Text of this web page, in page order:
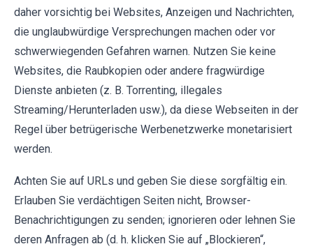
daher vorsichtig bei Websites, Anzeigen und Nachrichten,
die unglaubwürdige Versprechungen machen oder vor
schwerwiegenden Gefahren warnen. Nutzen Sie keine
Websites, die Raubkopien oder andere fragwürdige
Dienste anbieten (z. B. Torrenting, illegales
Streaming/Herunterladen usw.), da diese Webseiten in der
Regel über betrügerische Werbenetzwerke monetarisiert
werden.
Achten Sie auf URLs und geben Sie diese sorgfältig ein.
Erlauben Sie verdächtigen Seiten nicht, Browser-
Benachrichtigungen zu senden; ignorieren oder lehnen Sie
deren Anfragen ab (d. h. klicken Sie auf „Blockieren“,